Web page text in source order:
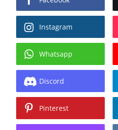
Instagram
Whatsapp
Discord
Pinterest